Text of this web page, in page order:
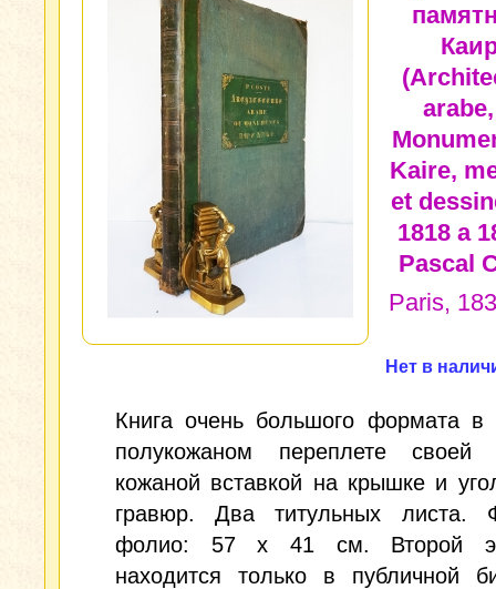
Kaire,
et
1818 a
Pascal
Paris,
Нет в
Книга очень большого формата в
полукожаном переплете
кожаной вставкой на крышке и
гравюр. Два титульных листа.
фолио: 57 х 41 см. Второй
находится только в публичной